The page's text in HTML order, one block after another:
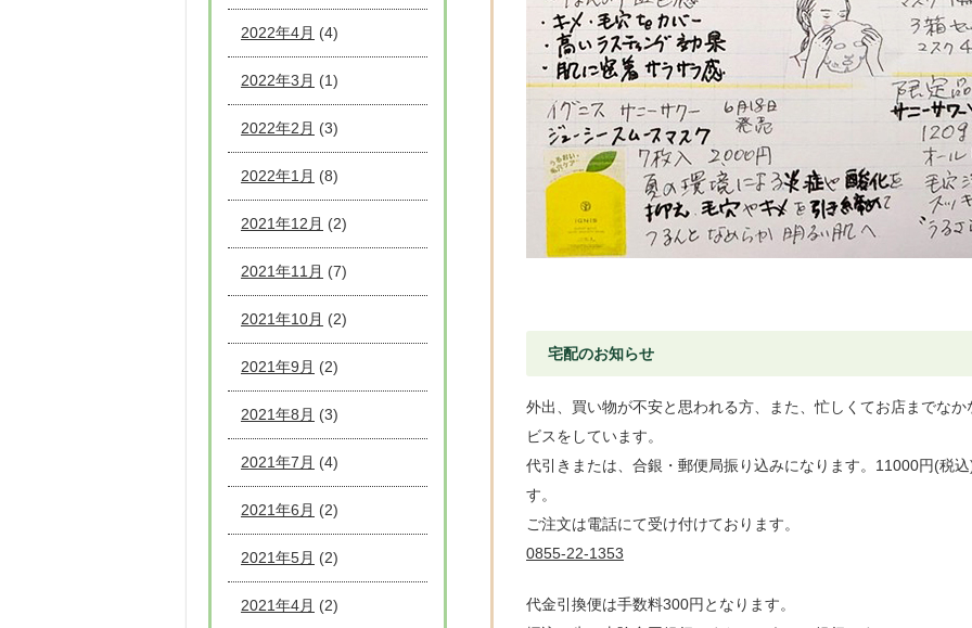
宅配のお知らせ
外出、買い物が不安と思われる方、また、忙しくてお店までな
ビスをしています。
代引きまたは、合銀・郵便局振り込みになります。11000円(税
す。
ご注文は電話にて受け付けております。
0855-22-1353
代金引換便は手数料300円となります。
2022年4月 (4)
2022年3月 (1)
2022年2月 (3)
2022年1月 (8)
2021年12月 (2)
2021年11月 (7)
2021年10月 (2)
2021年9月 (2)
2021年8月 (3)
2021年7月 (4)
2021年6月 (2)
2021年5月 (2)
2021年4月 (2)